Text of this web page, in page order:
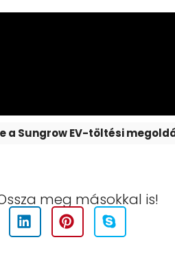
a Sungrow EV-töltési
meg másokkal is!